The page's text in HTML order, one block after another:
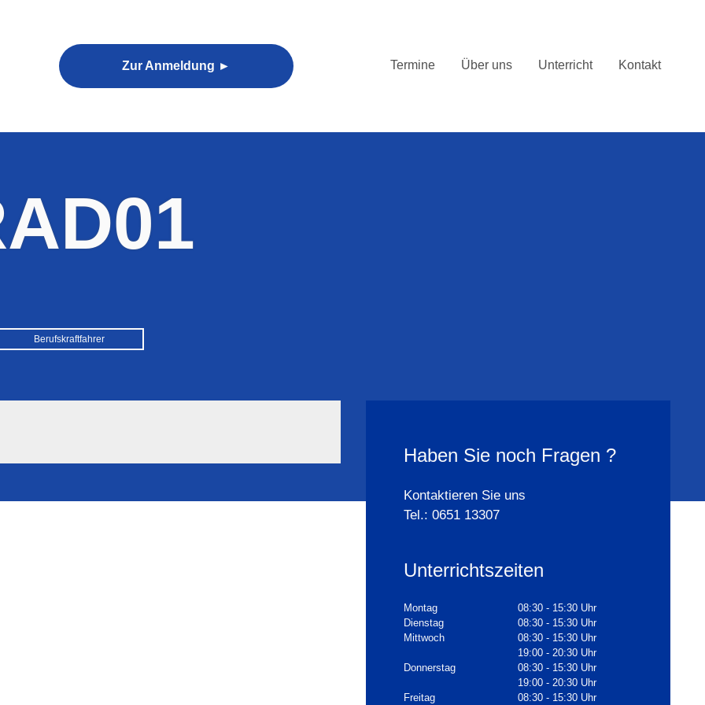
Zur Anmeldung ►
Termine Über uns Unterricht Kontakt
Berufskraftfahrer
Haben Sie noch Fragen ?
Kontaktieren Sie uns
Tel.: 0651 13307
Unterrichtszeiten
Montag
08:30 - 15:30 Uhr
Dienstag
08:30 - 15:30 Uhr
Mittwoch
08:30 - 15:30 Uhr
19:00 - 20:30 Uhr
Donnerstag
08:30 - 15:30 Uhr
19:00 - 20:30 Uhr
Freitag
08:30 - 15:30 Uhr